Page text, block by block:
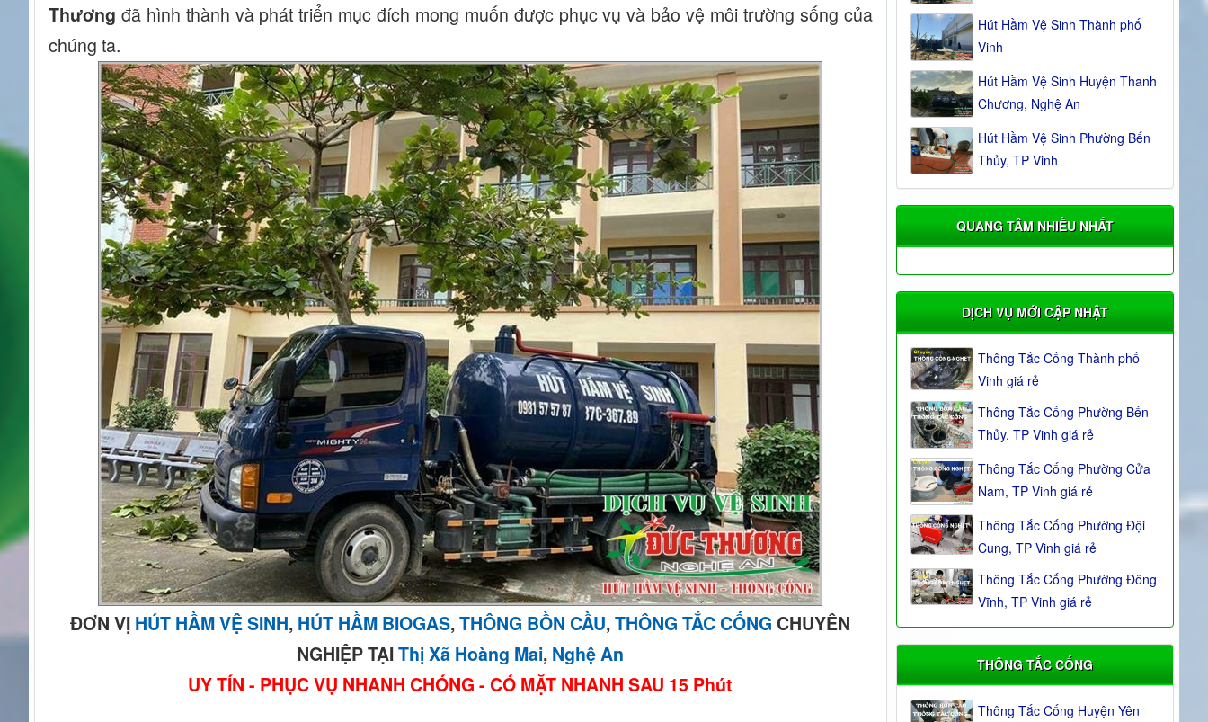
Thương đã hình thành và phát triển mục đích mong muốn được phục vụ và bảo vệ môi trường sống của
chúng ta.
ĐƠN VỊ HÚT HẦM VỆ SINH, HÚT HẦM BIOGAS,THÔNG BỒN CẦU,THÔNG TẮC CỐNG CHUYÊN
NGHIỆP TẠIThị Xã Hoàng Mai, Nghệ An
UY TÍN - PHỤC VỤ NHANH CHÓNG - CÓ MẶT NHANH SAU 15 Phút
Hút Hầm Vệ Sinh Thành phố
Vinh
Hút Hầm Vệ Sinh Huyện Thanh
Chương, Nghệ An
Hút Hầm Vệ Sinh Phường Bến
Thủy, TP Vinh
QUANG TÂM NHIỀU NHẤT
DỊCH VỤ MỚI CẬP NHẬT
Thông Tắc Cống Thành phố
Vinh giá rẻ
Thông Tắc Cống Phường Bến
Thủy, TP Vinh giá rẻ
Thông Tắc Cống Phường Cửa
Nam, TP Vinh giá rẻ
Thông Tắc Cống Phường Đội
Cung, TP Vinh giá rẻ
Thông Tắc Cống Phường Đông
Vĩnh, TP Vinh giá rẻ
THÔNG TẮC CỐNG
Thông Tắc Cống Huyện Yên